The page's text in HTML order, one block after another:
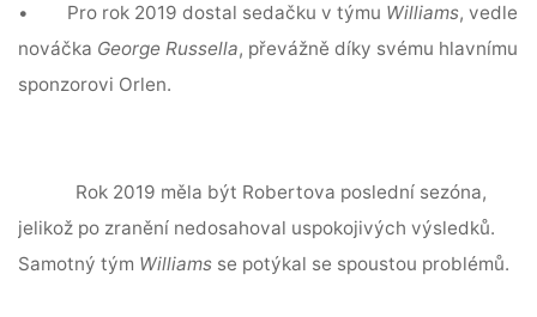
• Pro rok 2019 dostal sedačku v týmu Williams, vedle
nováčka George Russella, převážně díky svému hlavnímu
sponzorovi Orlen.
Rok 2019 měla být Robertova poslední sezóna,
jelikož po zranění nedosahoval uspokojivých výsledků.
Samotný tým Williams se potýkal se spoustou problémů.